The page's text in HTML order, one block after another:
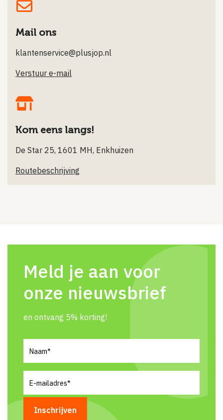
Mail ons
klantenservice@plusjop.nl
Verstuur e-mail
Kom eens langs!
De Star 25, 1601 MH, Enkhuizen
Routebeschrijving
Meld je aan voor
onze nieuwsbrief
en ontvang 5% korting!
mailadres(Vereist)